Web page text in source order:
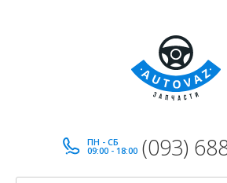
ПН - СБ
09:00 - 18:00 (093)